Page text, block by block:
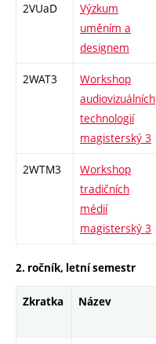
2VUaD
Výzkum
uměním a
designem
2WAT3
Workshop
audiovizuálních
technologií
magisterský 3
2WTM3
Workshop
tradičních
médií
magisterský 3
2. ročník, letní semestr
Zkratka Název